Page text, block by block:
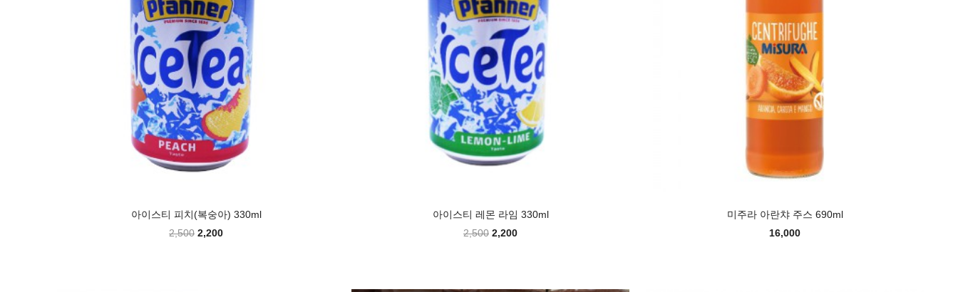
아이스티 피치(복숭아) 330ml
2,500 2,200
아이스티 레몬 라임 330ml
2,500 2,200
미주라 아란챠 주스 690ml
16,000